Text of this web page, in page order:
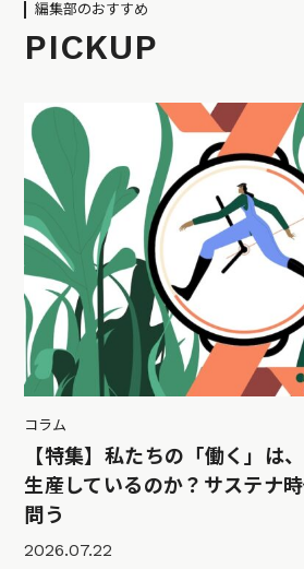
編集部のおすすめ
PICKUP
コラム
【特集】私たちの「働く」は
生産しているのか？サステナ
問う
2026.07.22